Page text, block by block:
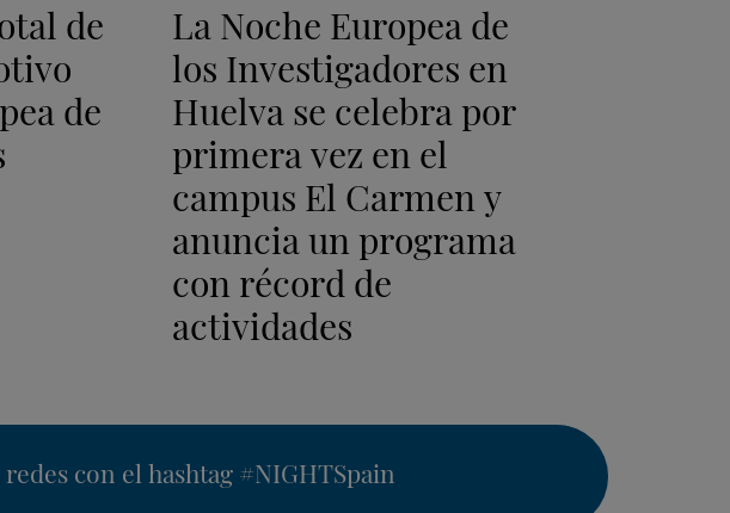
de
de
La Noche Europea de
los Investigadores en
Huelva se celebra por
primera vez en el
campus El Carmen y
anuncia un programa
con récord de
actividades
con el hashtag #NIGHTSpain